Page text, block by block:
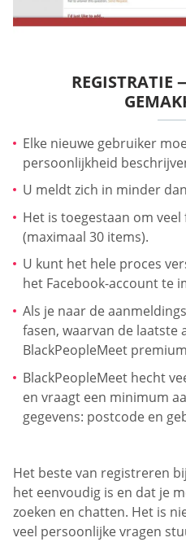
REGISTRATIE
Elke nieuwe gebruiker
persoonlijkheid
U meldt zich in minder
Het is toegestaan om veel
(maximaal 30 items).
U kunt het hele proces
het Facebook-account te
Als je naar de
fasen, waarvan de laatste
BlackPeopleMeet
BlackPeopleMeet hecht
en vraagt een minimum
gegevens: postcode en
Het beste van registreren
het eenvoudig is en dat je
zoeken en chatten. Het is
veel persoonlijke vragen